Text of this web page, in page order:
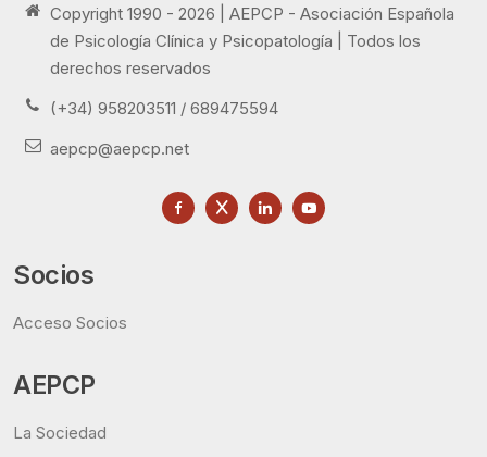
Copyright 1990 - 2026 | AEPCP - Asociación Española
de Psicología Clínica y Psicopatología | Todos los
derechos reservados
(+34) 958203511 / 689475594
aepcp@aepcp.net
Socios
Acceso Socios
AEPCP
La Sociedad